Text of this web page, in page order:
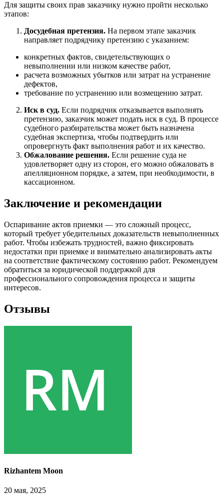
Для защиты своих прав заказчику нужно пройти несколько
этапов:
Досудебная претензия. На первом этапе заказчик
направляет подрядчику претензию с указанием:
конкретных фактов, свидетельствующих о
невыполнении или низком качестве работ,
расчета возможных убытков или затрат на устранение
дефектов,
требование по устранению или возмещению затрат.
Иск в суд. Если подрядчик отказывается выполнять
претензию, заказчик может подать иск в суд. В процессе
судебного разбирательства может быть назначена
судебная экспертиза, чтобы подтвердить или
опровергнуть факт выполнения работ и их качество.
Обжалование решения. Если решение суда не
удовлетворяет одну из сторон, его можно обжаловать в
апелляционном порядке, а затем, при необходимости, в
кассационном.
Заключение и рекомендации
Оспаривание актов приемки — это сложный процесс,
который требует убедительных доказательств невыполненных
работ. Чтобы избежать трудностей, важно фиксировать
недостатки при приемке и внимательно анализировать акты
на соответствие фактическому состоянию работ. Рекомендуем
обратиться за юридической поддержкой для
профессионального сопровождения процесса и защиты
интересов.
Отзывы
Rizhantem Moon
20 мая, 2025